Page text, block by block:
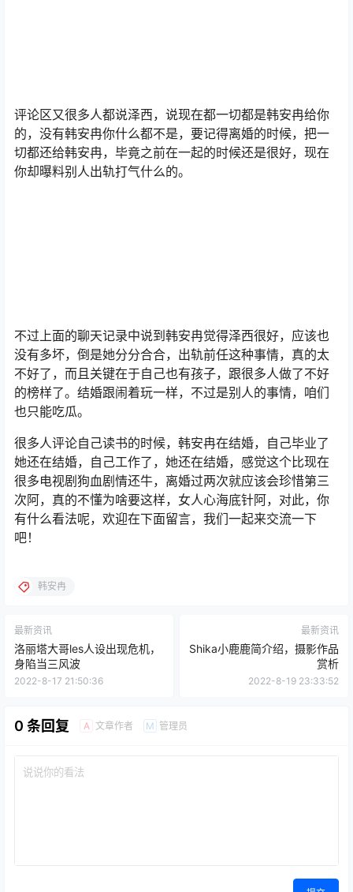
评论区又很多人都说泽西，说现在都一切都是韩安冉给你
的，没有韩安冉你什么都不是，要记得离婚的时候，把一
切都还给韩安冉，毕竟之前在一起的时候还是很好，现在
你却曝料别人出轨打气什么的。
不过上面的聊天记录中说到韩安冉觉得泽西很好，应该也
没有多坏，倒是她分分合合，出轨前任这种事情，真的太
不好了，而且关键在于自己也有孩子，跟很多人做了不好
的榜样了。结婚跟闹着玩一样，不过是别人的事情，咱们
也只能吃瓜。
很多人评论自己读书的时候，韩安冉在结婚，自己毕业了
她还在结婚，自己工作了，她还在结婚，感觉这个比现在
很多电视剧狗血剧情还牛，离婚过两次就应该会珍惜第三
次阿，真的不懂为啥要这样，女人心海底针阿，对此，你
有什么看法呢，欢迎在下面留言，我们一起来交流一下
吧！
韩安冉
最新资讯
洛丽塔大哥les人设出现危机，
身陷当三风波
2022-8-17 21:50:36
最新资讯
Shika小鹿鹿简介绍，摄影作品
赏析
2022-8-19 23:33:52
0 条回复 A 文章作者 M 管理员